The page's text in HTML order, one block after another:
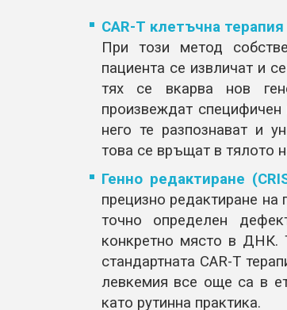
CAR-T клетъчна
При този метод
пациента се извличат и
тях се вкарва нов
произвеждат
него те разпознават и
това се връщат в тялото
Генно редактиране
прецизно редактиране на
точно определен
конкретно място в ДНК.
стандартната CAR-T
левкемия все още са в
като рутинна практика.